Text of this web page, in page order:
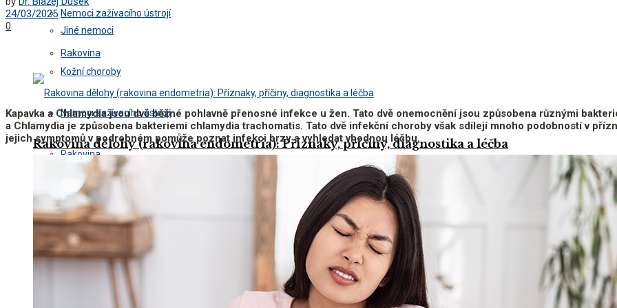
Nemoci zažívacího ústrojí
Rakovina
Rakovina dělohy (rakovina endometria): Příznaky, příčiny, diagnostika a léčba
Nádory, které zvyšují hladinu kalcitoninu
Jiné nemoci
Kožní choroby
Nemoci zažívacího ústrojí
Rakovina
Rakovina dělohy (rakovina endometria): Příznaky, příčiny, diagnostika a léčba
24/03/2025
0
Kapavka a Chlamydia jsou dvě běžné pohlavně přenosné infekce u žen. Tato dvě onemocnění jsou způsobena různými
a Chlamydia je způsobena bakteriemi chlamydia trachomatis. Tato dvě infekční choroby však sdílejí mnoho podobností v
jejich symptomů v podrobném pomůže poznat infekci brzy a vyhledat vhodnou léčbu.